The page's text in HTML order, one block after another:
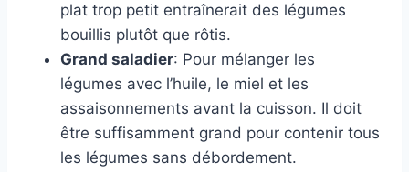
plat trop petit entraînerait des légumes
bouillis plutôt que rôtis.
Grand saladier: Pour mélanger les
légumes avec l’huile, le miel et les
assaisonnements avant la cuisson. Il doit
être suffisamment grand pour contenir tous
les légumes sans débordement.